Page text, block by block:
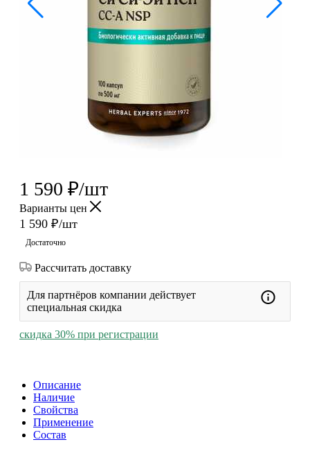
1 590 ₽/шт
Варианты цен
1 590 ₽/шт
Достаточно
Рассчитать доставку
Для партнёров компании действует
специальная скидка
скидка 30% при регистрации
Описание
Наличие
Свойства
Применение
Состав